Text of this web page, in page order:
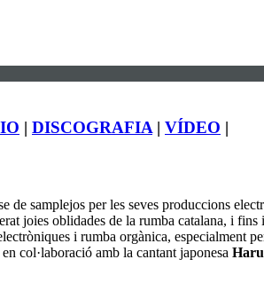
| DISCOGRAFIA | VÍDEO |
de samplejos per les seves produccions
joies oblidades de la rumba catalana, i
i rumba orgànica, especialment
col·laboració amb la cantant japonesa